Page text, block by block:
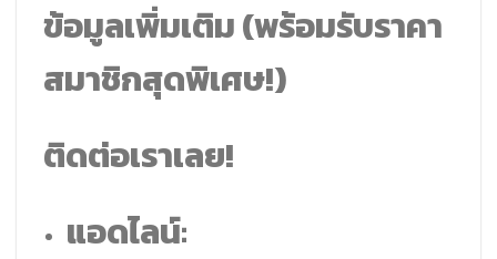
ข้อมูลเพิ่มเติม (พร้อมรับราคา
สมาชิกสุดพิเศษ!)
ติดต่อเราเลย!
แอดไลน์: